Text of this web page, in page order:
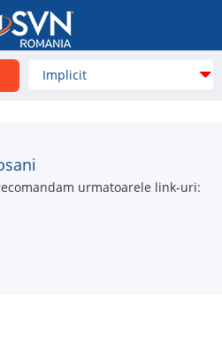
urmatoarele link-uri: